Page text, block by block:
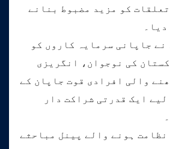
کو مزید مضبوط بنانے
جاپانی سرمایہ کاروں کو
کی نوجوان، انگریزی
والی افرادی قوت جاپان کے
ایک قدرتی شراکت دار
نظامت ہونے والے پینل مباحثے